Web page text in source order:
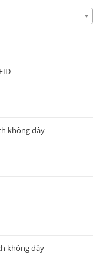
không dây
không dây